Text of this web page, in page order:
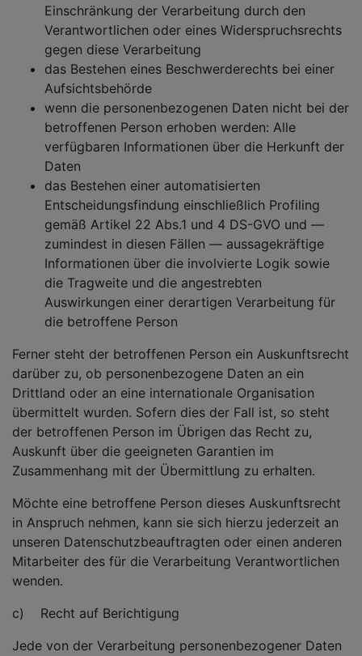
Einschränkung der Verarbeitung durch den
Verantwortlichen oder eines Widerspruchsrechts
gegen diese Verarbeitung
das Bestehen eines Beschwerderechts bei einer
Aufsichtsbehörde
wenn die personenbezogenen Daten nicht bei der
betroffenen Person erhoben werden: Alle
verfügbaren Informationen über die Herkunft der
Daten
das Bestehen einer automatisierten
Entscheidungsfindung einschließlich Profiling
gemäß Artikel 22 Abs.1 und 4 DS-GVO und —
zumindest in diesen Fällen — aussagekräftige
Informationen über die involvierte Logik sowie
die Tragweite und die angestrebten
Auswirkungen einer derartigen Verarbeitung für
die betroffene Person
Ferner steht der betroffenen Person ein Auskunftsrecht
darüber zu, ob personenbezogene Daten an ein
Drittland oder an eine internationale Organisation
übermittelt wurden. Sofern dies der Fall ist, so steht
der betroffenen Person im Übrigen das Recht zu,
Auskunft über die geeigneten Garantien im
Zusammenhang mit der Übermittlung zu erhalten.
Möchte eine betroffene Person dieses Auskunftsrecht
in Anspruch nehmen, kann sie sich hierzu jederzeit an
unseren Datenschutzbeauftragten oder einen anderen
Mitarbeiter des für die Verarbeitung Verantwortlichen
wenden.
c) Recht auf Berichtigung
Jede von der Verarbeitung personenbezogener Daten